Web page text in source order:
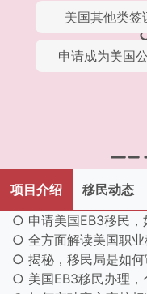
美国其他类签
申请成为美国
项目介绍 移民动态
○ 申请美国EB3移民，
○ 全方面解读美国职业
○ 揭秘，移民局是如何